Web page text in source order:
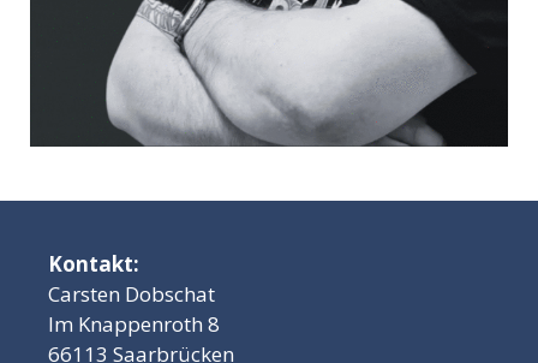
Kontakt:
Carsten Dobschat
Im Knappenroth 8
66113 Saarbrücken